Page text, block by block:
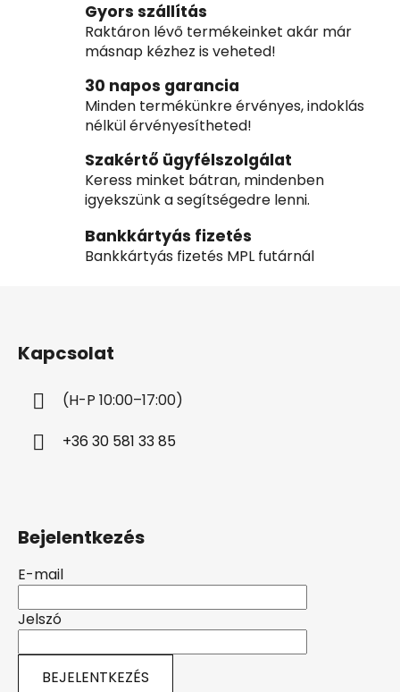
Gyors szállítás
Raktáron lévő termékeinket akár már
másnap kézhez is veheted!
30 napos garancia
Minden termékünkre érvényes, indoklás
nélkül érvényesítheted!
Szakértő ügyfélszolgálat
Keress minket bátran, mindenben
igyekszünk a segítségedre lenni.
Bankkártyás fizetés
Bankkártyás fizetés MPL futárnál
Kapcsolat
(H-P 10:00–17:00)
+36 30 581 33 85
Bejelentkezés
E-mail
Jelszó
BEJELENTKEZÉS